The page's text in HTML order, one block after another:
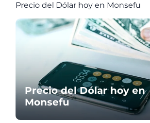
Precio del Dólar hoy en Monsefu
Precio del Dólar hoy en
Monsefu